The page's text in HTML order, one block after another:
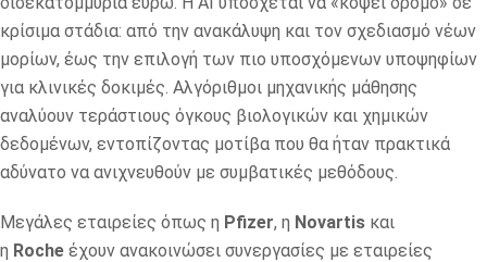
κρίσιμα στάδια: από την ανακάλυψη και τον σχεδιασμό νέων
μορίων, έως την επιλογή των πιο υποσχόμενων υποψηφίων
για κλινικές δοκιμές. Αλγόριθμοι μηχανικής μάθησης
αναλύουν τεράστιους όγκους βιολογικών και χημικών
δεδομένων, εντοπίζοντας μοτίβα που θα ήταν πρακτικά
αδύνατο να ανιχνευθούν με συμβατικές μεθόδους.
Μεγάλες εταιρείες όπως η Pfizer, η Novartis και
η Roche έχουν ανακοινώσει συνεργασίες με εταιρείες